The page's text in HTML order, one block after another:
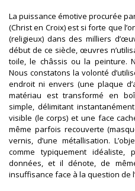
La puissance émotive procurée
(Christ en Croix) est si forte que
(religieux) dans des milliers
début de ce siècle, œuvres
toile, le châssis ou la peinture.
Nous constatons la volonté
endroit ni envers (une plaque
matériau est transformé en
simple, délimitant
visible (le corps) et une face
même parfois recouverte
vernis, d’une métallisation.
comme typiquement idéaliste,
données, et il dénote, de
insuffisance face à la question de